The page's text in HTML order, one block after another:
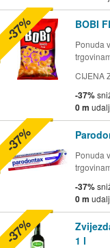
BOBI
Ponuda
CIJENA
-37%
0 m
-37%
Ponuda
-37%
0 m
-37%
1 l
-37%